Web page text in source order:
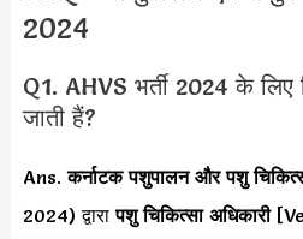
2024
Q1. AHVS भर्ती 2024 के लिए
जाती हैं?
Ans.कर्नाटक पशुपालन और पशु
2024) द्वारापशु चिकित्सा अधिकारी